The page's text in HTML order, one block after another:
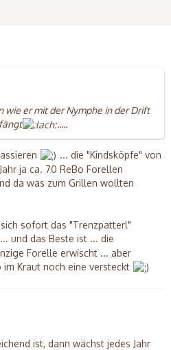
wie er mit der Nymphe in der Drift
.....
... die "Kindsköpfe" von
ja ca. 70 ReBo Forellen
da was zum Grillen wollten
sofort das "Trenzpatterl"
und das Beste ist ... die
Forelle erwischt ... aber
Kraut noch eine versteckt
ist, dann wächst jedes Jahr